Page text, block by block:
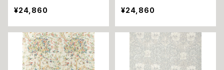
庫品
¥24,860
庫品
¥24,860